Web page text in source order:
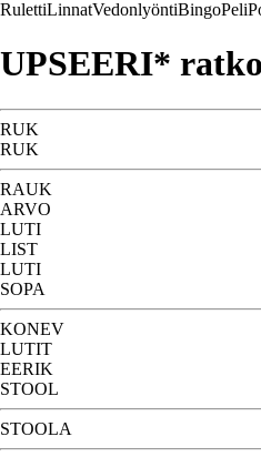
RulettiLinnatVedonlyöntiBingoPeli
UPSEERI*
RUK
RUK
RAUK
ARVO
LUTI
LIST
LUTI
SOPA
KONEV
LUTIT
EERIK
STOOL
STOOLA